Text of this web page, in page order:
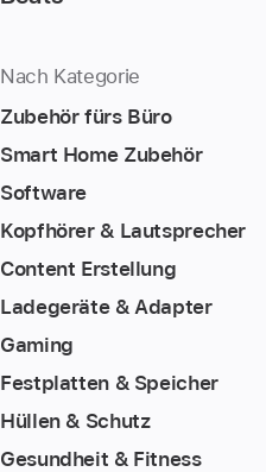
Nach Kategorie
Zubehör fürs Büro
Smart Home Zubehör
Software
Kopfhörer & Lautsprecher
Content Erstellung
Ladegeräte & Adapter
Gaming
Festplatten & Speicher
Hüllen & Schutz
Gesundheit & Fitness